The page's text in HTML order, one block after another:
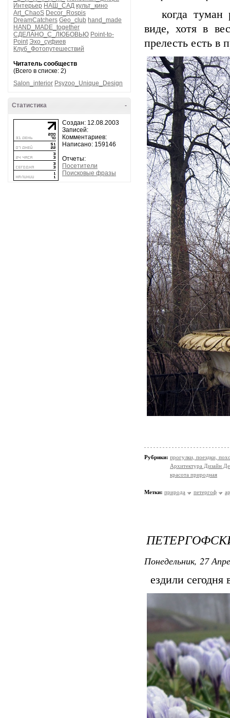
Интерьер НАШ_САД культ_кино
Art_ChaoS Decor_Rospis
DreamCatchers Geo_club hand_made
HAND_MADE_together
СДЕЛАНО_С_ЛЮБОВЬЮ Point-to-
Point Эхо_суфиев
Клуб_Фотопутешествий
Читатель сообществ
(Всего в списке: 2)
Salon_interior Psyzoo_Unique_Design
-
Статистика
Создан: 12.08.2003
Записей:
Комментариев:
Написано: 159146
Отчеты:
Посетители
Поисковые фразы
когда туман
виде, хотя в
прелесть есть в
Рубрики: прогулки, поездки,
Архитектура Дизайн
красота природная
Метки: природа петергоф
Понедельник, 27
ездили